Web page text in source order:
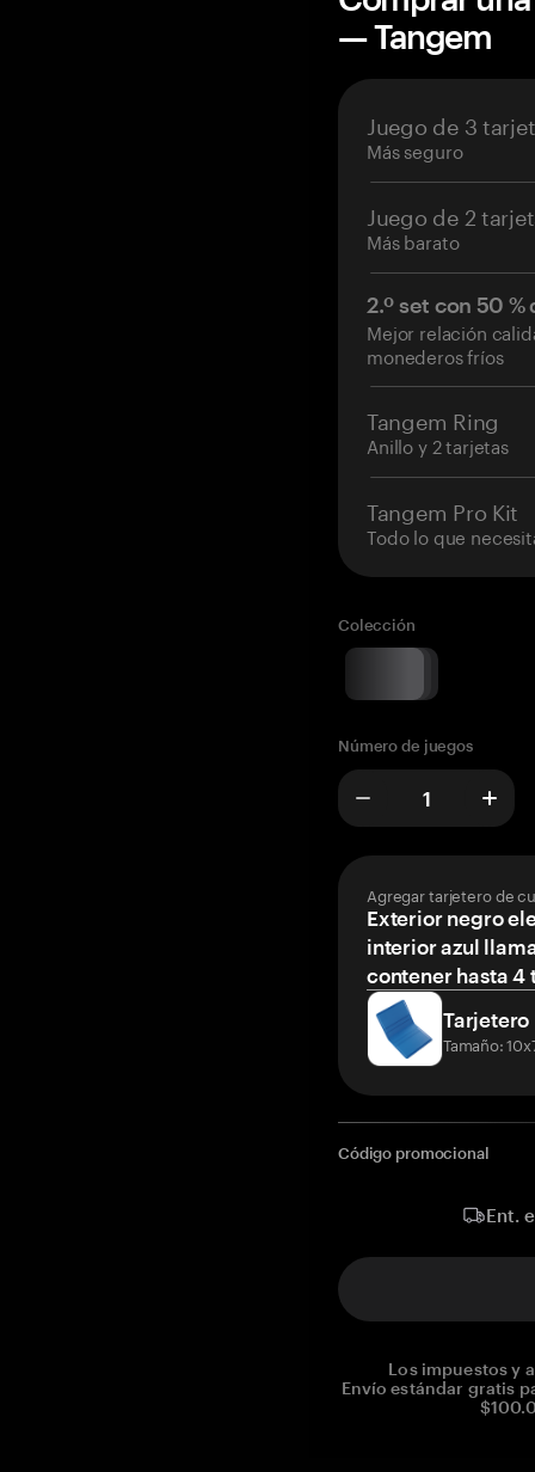
— Tangem
Juego de 3
Más seguro
Juego de 2
Más barato
2.º set con 50
Mejor relación
monederos fríos
Tangem Ring
Anillo y 2 tarjetas
Tangem Pro Kit
Todo lo que
Colección
Número de juegos
Agregar tarjetero de
Exterior negro
interior azul
contener hasta 4
Tarjetero
Tamaño:
Código promocional
Ent.
Los impuestos y
Envío estándar gratis